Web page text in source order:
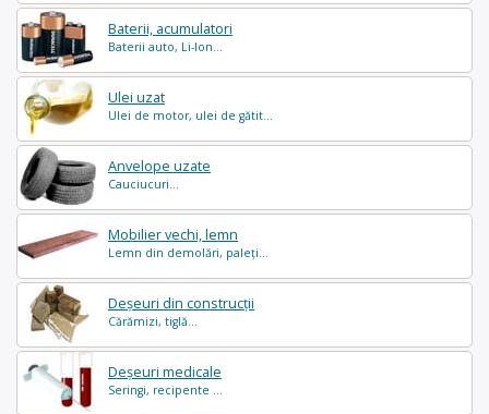
Baterii, acumulatori
Baterii auto, Li-Ion...
Ulei uzat
Ulei de motor, ulei de gătit...
Anvelope uzate
Cauciucuri...
Mobilier vechi, lemn
Lemn din demolări, paleți...
Deșeuri din construcții
Cărămizi, tiglă...
Deșeuri medicale
Seringi, recipente ...